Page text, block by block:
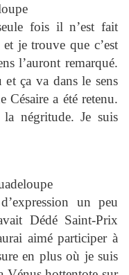
fois il n’est fait
je trouve que c’est
l’auront remarqué.
ça va dans le sens
Césaire a été retenu.
négritude. Je suis
un peu
Dédé Saint-Prix
aimé participer à
en plus où je suis